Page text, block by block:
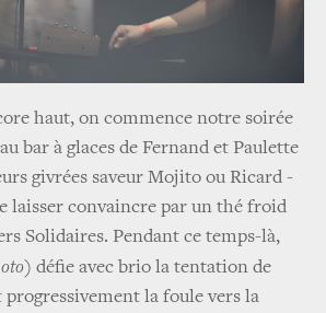
haut, on commence notre soirée
bar à glaces de Fernand et Paulette
givrées saveur Mojito ou Ricard -
laisser convaincre par un thé froid
Solidaires. Pendant ce temps-là,
défie avec brio la tentation de
progressivement la foule vers la